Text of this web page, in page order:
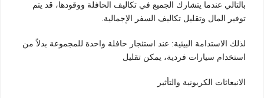
بالتالي عندما يتشارك الجميع في تكاليف الحافلة ووقودها، قد يتم
توفير المال وتقليل تكاليف السفر الإجمالية.
لذلك الاستدامة البيئية: عند استئجار حافلة واحدة للمجموعة بدلاً من
استخدام سيارات فردية، يمكن تقليل
الانبعاثات الكربونية والتأثير